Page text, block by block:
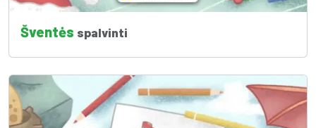
Šventės spalvinti